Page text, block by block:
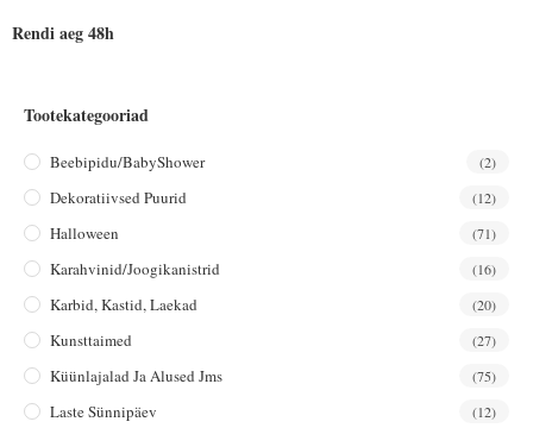
Rendi aeg 48h
Tootekategooriad
Beebipidu/BabyShower (2)
Dekoratiivsed Puurid (12)
Halloween (71)
Karahvinid/joogikanistrid (16)
Karbid, Kastid, Laekad (20)
Kunsttaimed (27)
Küünlajalad Ja Alused Jms (75)
Laste Sünnipäev (12)